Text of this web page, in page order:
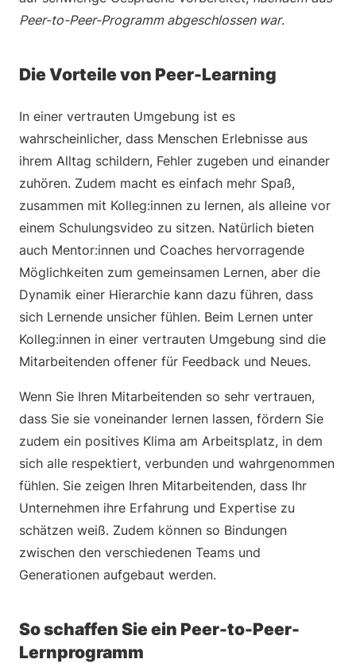
Peer-to-Peer-Programm abgeschlossen war.
Die Vorteile von Peer-Learning
In einer vertrauten Umgebung ist es
wahrscheinlicher, dass Menschen Erlebnisse aus
ihrem Alltag schildern, Fehler zugeben und einander
zuhören. Zudem macht es einfach mehr Spaß,
zusammen mit Kolleg:innen zu lernen, als alleine vor
einem Schulungsvideo zu sitzen. Natürlich bieten
auch Mentor:innen und Coaches hervorragende
Möglichkeiten zum gemeinsamen Lernen, aber die
Dynamik einer Hierarchie kann dazu führen, dass
sich Lernende unsicher fühlen. Beim Lernen unter
Kolleg:innen in einer vertrauten Umgebung sind die
Mitarbeitenden offener für Feedback und Neues.
Wenn Sie Ihren Mitarbeitenden so sehr vertrauen,
dass Sie sie voneinander lernen lassen, fördern Sie
zudem ein positives Klima am Arbeitsplatz, in dem
sich alle respektiert, verbunden und wahrgenommen
fühlen. Sie zeigen Ihren Mitarbeitenden, dass Ihr
Unternehmen ihre Erfahrung und Expertise zu
schätzen weiß. Zudem können so Bindungen
zwischen den verschiedenen Teams und
Generationen aufgebaut werden.
So schaffen Sie ein Peer-to-Peer-
Lernprogramm